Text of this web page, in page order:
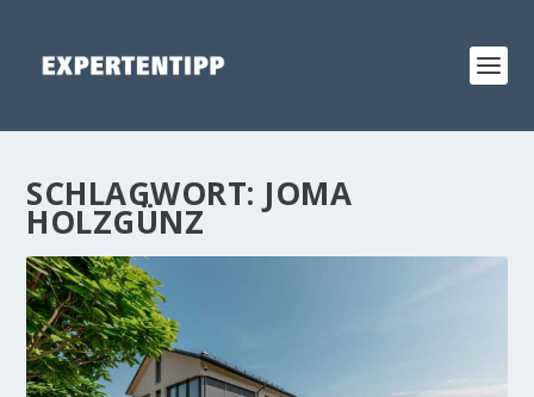
SCHLAGWORT: JOMA
HOLZGÜNZ